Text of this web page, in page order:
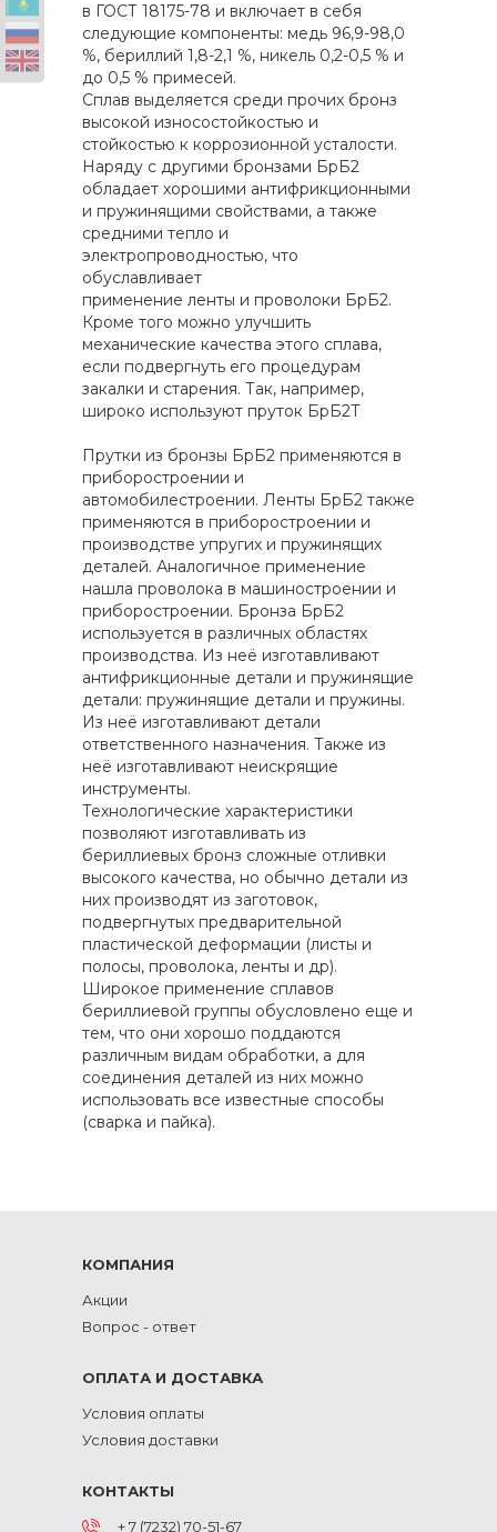
в ГОСТ 18175-78 и включает в себя
следующие компоненты: медь 96,9-98,0
%, бериллий 1,8-2,1 %, никель 0,2-0,5 % и
до 0,5 % примесей.
Сплав выделяется среди прочих бронз
высокой износостойкостью и
стойкостью к коррозионной усталости.
Наряду с другими бронзами БрБ2
обладает хорошими антифрикционными
и пружинящими свойствами, а также
средними тепло и
электропроводностью, что
обуславливает
применение ленты и проволоки БрБ2.
Кроме того можно улучшить
механические качества этого сплава,
если подвергнуть его процедурам
закалки и старения. Так, например,
широко используют пруток БрБ2Т
Прутки из бронзы БрБ2 применяются в
приборостроении и
автомобилестроении. Ленты БрБ2 также
применяются в приборостроении и
производстве упругих и пружинящих
деталей. Аналогичное применение
нашла проволока в машиностроении и
приборостроении. Бронза БрБ2
используется в различных областях
производства. Из неё изготавливают
антифрикционные детали и пружинящие
детали: пружинящие детали и пружины.
Из неё изготавливают детали
ответственного назначения. Также из
неё изготавливают неискрящие
инструменты.
Технологические характеристики
позволяют изготавливать из
бериллиевых бронз сложные отливки
высокого качества, но обычно детали из
них производят из заготовок,
подвергнутых предварительной
пластической деформации (листы и
полосы, проволока, ленты и др).
Широкое применение сплавов
бериллиевой группы обусловлено еще и
тем, что они хорошо поддаются
различным видам обработки, а для
соединения деталей из них можно
использовать все известные способы
(сварка и пайка).
КОМПАНИЯ
Акции
Вопрос - ответ
ОПЛАТА И ДОСТАВКА
Условия оплаты
Условия доставки
КОНТАКТЫ
+ 7 (7232) 70-51-67